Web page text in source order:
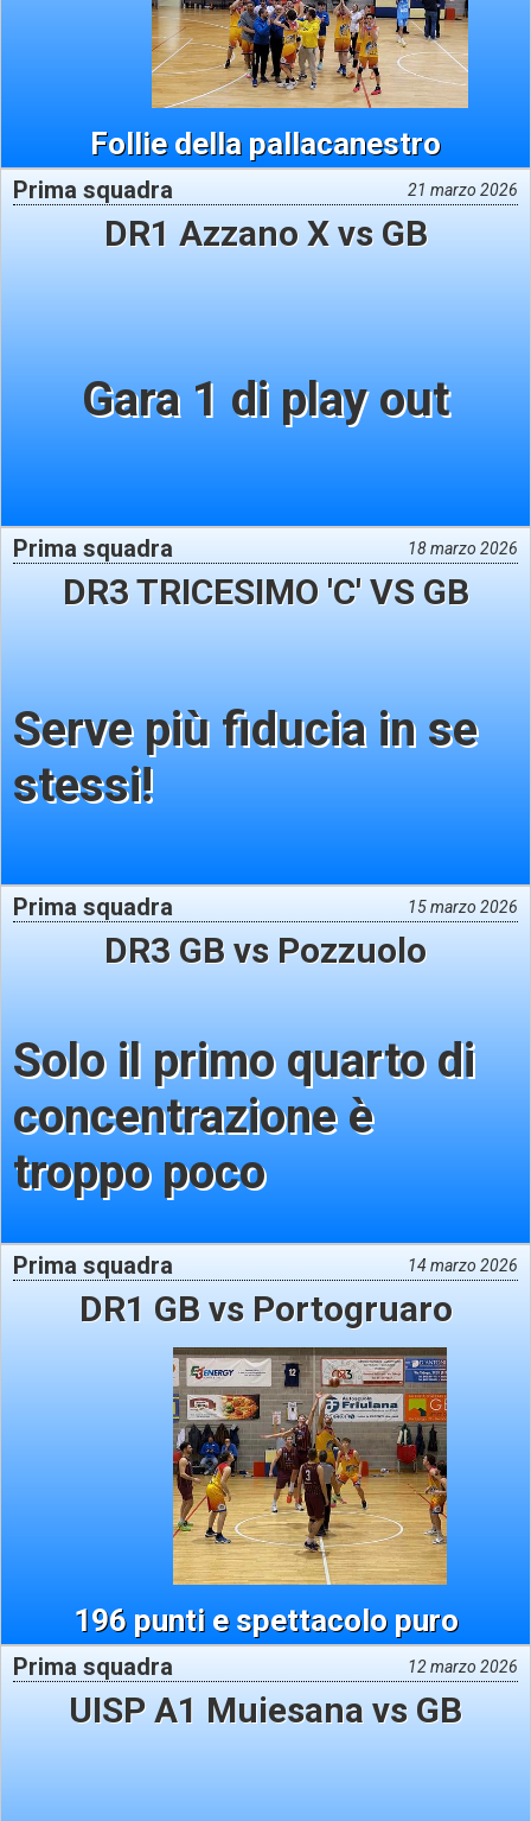
Follie della pallacanestro
Prima squadra 21 marzo 2026
DR1 Azzano X vs GB
Gara 1 di play out
Prima squadra 18 marzo 2026
DR3 TRICESIMO 'C' VS GB
Serve più fiducia in se
stessi!
Prima squadra 15 marzo 2026
DR3 GB vs Pozzuolo
Solo il primo quarto di
concentrazione è
troppo poco
Prima squadra 14 marzo 2026
DR1 GB vs Portogruaro
196 punti e spettacolo puro
Prima squadra 12 marzo 2026
UISP A1 Muiesana vs GB